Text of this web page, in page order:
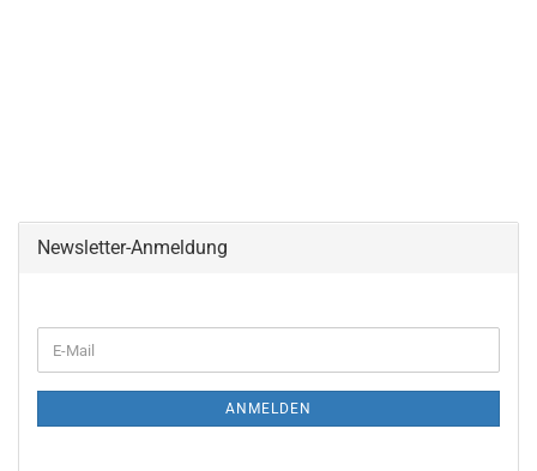
Newsletter-Anmeldung
ZUR
E-
Mail
ANMELDEN